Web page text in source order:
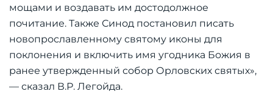
мощами и воздавать им достодолжное
почитание. Также Синод постановил писать
новопрославленному святому иконы для
поклонения и включить имя угодника Божия в
ранее утвержденный собор Орловских святых»,
— сказал В.Р. Легойда.